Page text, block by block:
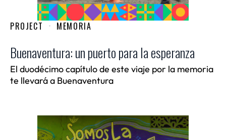
PROJECT MEMORIA
Buenaventura: un puerto para la esperanza
El duodécimo capítulo de este viaje por la memoria
te llevará a Buenaventura